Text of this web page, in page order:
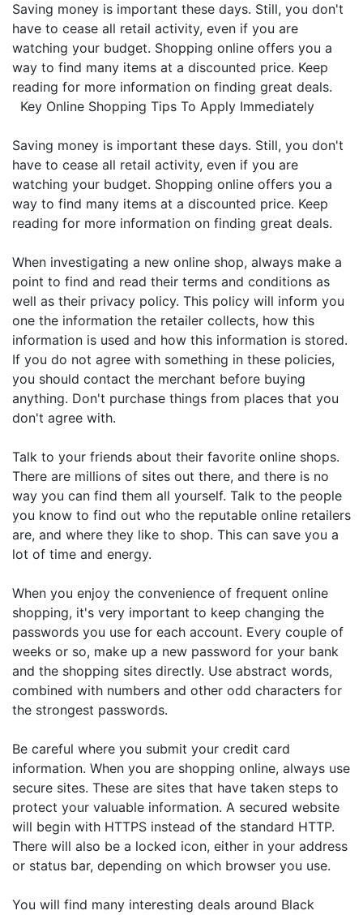
Saving money is important these days. Still, you don't
have to cease all retail activity, even if you are
watching your budget. Shopping online offers you a
way to find many items at a discounted price. Keep
reading for more information on finding great deals.
Key Online Shopping Tips To Apply Immediately
Saving money is important these days. Still, you don't
have to cease all retail activity, even if you are
watching your budget. Shopping online offers you a
way to find many items at a discounted price. Keep
reading for more information on finding great deals.
When investigating a new online shop, always make a
point to find and read their terms and conditions as
well as their privacy policy. This policy will inform you
one the information the retailer collects, how this
information is used and how this information is stored.
If you do not agree with something in these policies,
you should contact the merchant before buying
anything. Don't purchase things from places that you
don't agree with.
Talk to your friends about their favorite online shops.
There are millions of sites out there, and there is no
way you can find them all yourself. Talk to the people
you know to find out who the reputable online retailers
are, and where they like to shop. This can save you a
lot of time and energy.
When you enjoy the convenience of frequent online
shopping, it's very important to keep changing the
passwords you use for each account. Every couple of
weeks or so, make up a new password for your bank
and the shopping sites directly. Use abstract words,
combined with numbers and other odd characters for
the strongest passwords.
Be careful where you submit your credit card
information. When you are shopping online, always use
secure sites. These are sites that have taken steps to
protect your valuable information. A secured website
will begin with HTTPS instead of the standard HTTP.
There will also be a locked icon, either in your address
or status bar, depending on which browser you use.
You will find many interesting deals around Black